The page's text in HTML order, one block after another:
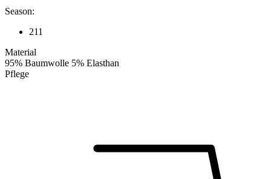
Season:
211
Material
95% Baumwolle 5% Elasthan
Pflege